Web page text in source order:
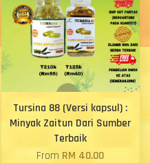
Tursina 88 (Versi kapsul) :
Minyak Zaitun Dari Sumber
Terbaik
From RM 40.00